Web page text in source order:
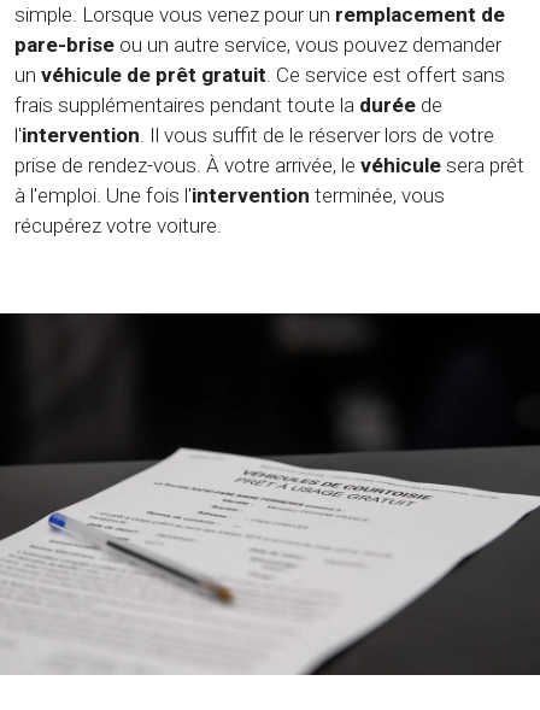
simple. Lorsque vous venez pour un remplacement de
pare-brise ou un autre service, vous pouvez demander
un véhicule de prêt gratuit. Ce service est offert sans
frais supplémentaires pendant toute la durée de
l'intervention. Il vous suffit de le réserver lors de votre
prise de rendez-vous. À votre arrivée, le véhicule sera prêt
à l'emploi. Une fois l'intervention terminée, vous
récupérez votre voiture.